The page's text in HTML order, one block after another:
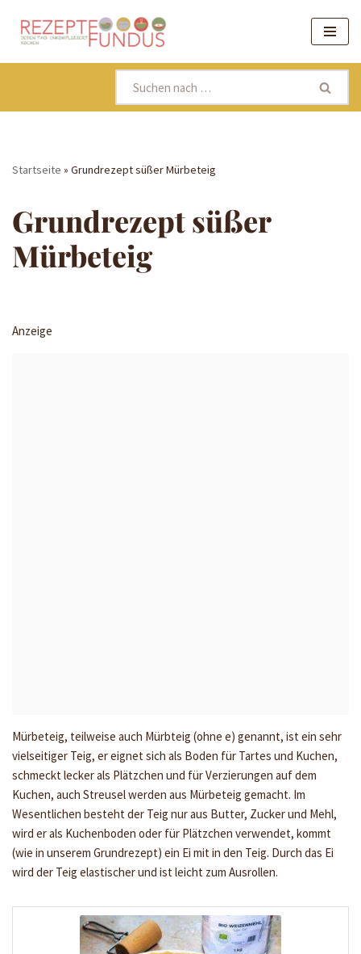
Zum
Inhalt
Startseite » Grundrezept süßer Mürbeteig
Grundrezept süßer
Mürbeteig
Anzeige
Mürbeteig, teilweise auch Mürbteig (ohne e) genannt, ist ein sehr
vielseitiger Teig, er eignet sich als Boden für Tartes und Kuchen,
schmeckt lecker als Plätzchen und für Verzierungen auf dem
Kuchen, auch Streusel werden aus Mürbeteig gemacht. Im
Wesentlichen besteht der Teig nur aus Butter, Zucker und Mehl,
wird er als Kuchenboden oder für Plätzchen verwendet, kommt
(wie in unserem Grundrezept) ein Ei mit in den Teig. Durch das Ei
wird der Teig elastischer und ist leicht zum Ausrollen.